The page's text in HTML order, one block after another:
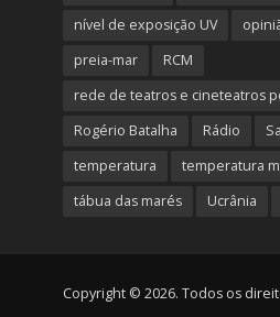
nível de exposição UV
preia-mar
RCM
rede de teatros e cineteatros
Rogério Batalha
Rádio
temperatura
temperatura
tábua das marés
Ucrânia
Copyright © 2026. Todos os